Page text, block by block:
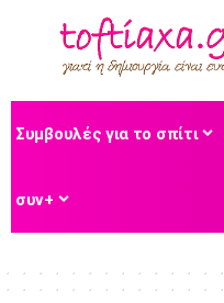
Συμβουλές για το σπίτι
συν+